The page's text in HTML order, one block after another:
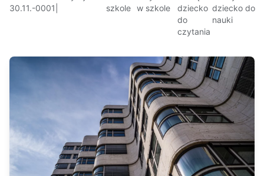
30.11.-0001
szkole w szkole
dziecko
do
czytania
dziecko do
nauki